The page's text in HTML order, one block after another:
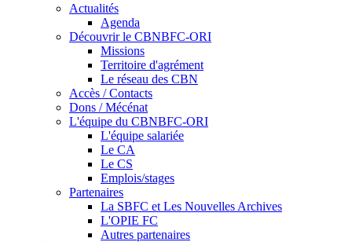
Actualités
Agenda
Découvrir le CBNBFC-ORI
Missions
Territoire d'agrément
Le réseau des CBN
Accès / Contacts
Dons / Mécénat
L'équipe du CBNBFC-ORI
L'équipe salariée
Le CA
Le CS
Emplois/stages
Partenaires
La SBFC et Les Nouvelles Archives
L'OPIE FC
Autres partenaires